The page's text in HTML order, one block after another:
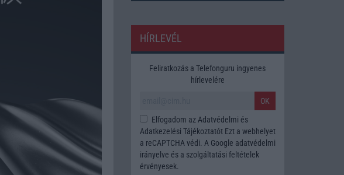
HÍRLEVÉL
Feliratkozás a Telefonguru ingyenes
hírlevelére
OK
Elfogadom az Adatvédelmi és
Adatkezelési TájékoztatótEzt a webhelyet
a reCAPTCHA védi. A Google adatvédelmi
irányelve és a szolgáltatási feltételek
érvényesek.